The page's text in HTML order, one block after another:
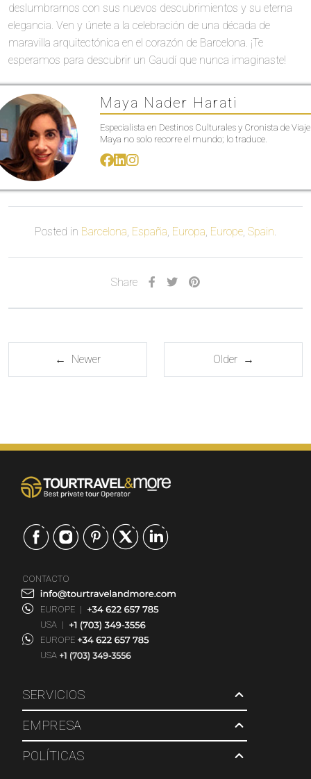
deslumbrarnos con sus nuevos descubrimientos y su eterna
elegancia. Ven y únete a la celebración de una década de
maravilla arquitectónica en el corazón de Barcelona. ¡Te
esperamos para descubrir un Gaudí que nunca imaginaste!
Maya Nader Harati
Especialista en Destinos Culturales y Cronista de
Maya no solo recorre el mundo; lo traduce.
Posted in Barcelona, España, Europa, Europe, Spain.
Share
← Newer Older →
SERVICIOS
EMPRESA
POLÍTICAS
CONTACTO
EUROPE |
USA |
EUROPE
USA